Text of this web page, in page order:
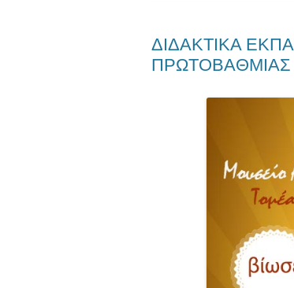
ΔΙΔΑΚΤΙΚΑ
ΠΡΩΤΟΒΑΘΜΙΑΣ